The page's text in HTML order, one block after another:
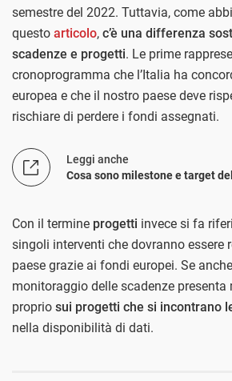
semestre del 2022. Tuttavia, come
questo articolo, c’è una differenza
scadenze e progetti. Le prime
cronoprogramma che l’Italia ha
europea e che il nostro paese deve
rischiare di perdere i fondi assegnati.
Leggi anche
Cosa sono milestone e target
Con il termine progetti invece si fa
singoli interventi che dovranno essere
paese grazie ai fondi europei. Se
monitoraggio delle scadenze presenta
proprio sui progetti che si incontrano
nella disponibilità di dati.